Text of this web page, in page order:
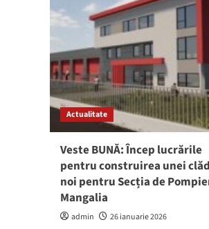
Mangalia:
Reprezentanții
mediului
de
afaceri
și
cei
ai
societății
civile
invitați
să
se
înscrie
Actualitate
Veste BUNĂ: Încep lucrările
pentru construirea unei
noi pentru Secția de
Mangalia
admin
26 ianuarie 2026